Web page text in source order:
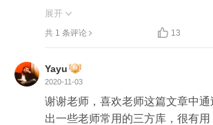
// 将req放在freeReq的头部，
// 至于为什么放在头部、而不
者要额外维护一个尾部Request的
杂度)，权衡下放在头部更方便
	req.next = server.freeReq
	server.freeReq = req
展开 
共 1 条评论  13
Yayu
2020-11-03
谢谢老师，喜欢老师这篇文章中通
出一些老师常用的三方库，很有用